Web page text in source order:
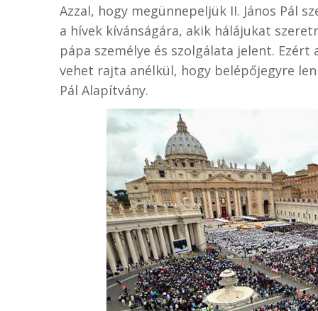
Azzal, hogy megünnepeljük II. János Pál
a hívek kívánságára, akik hálájukat
pápa személye és szolgálata jelent.
vehet rajta anélkül, hogy belépőjegyre
Pál Alapítvány.